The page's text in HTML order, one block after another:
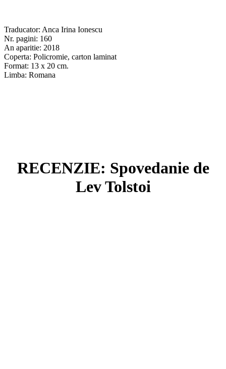
Traducator: Anca Irina Ionescu
Nr. pagini: 160
An aparitie: 2018
Coperta: Policromie, carton laminat
Format: 13 x 20 cm.
Limba: Romana
RECENZIE: Spovedaniede
Lev Tolstoi